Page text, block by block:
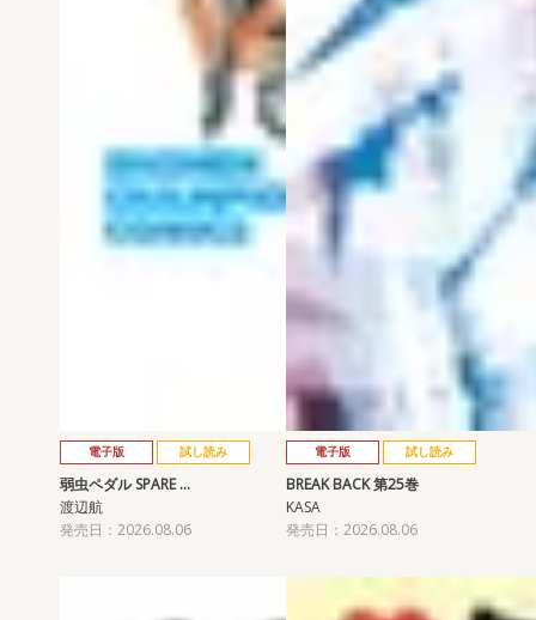
電子版 試し読み
弱虫ペダル SPARE …
渡辺航
発売日：2026.08.06
電子版 試し読み
BREAK BACK 第25巻
KASA
発売日：2026.08.06